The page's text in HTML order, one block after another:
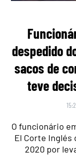
despedido
sacos de
teve
O funcionário
El Corte Inglés
2020 por